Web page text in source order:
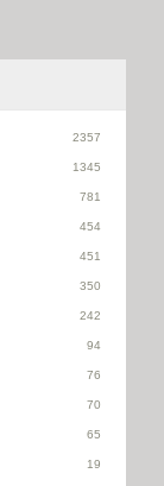
2357
1345
781
454
451
350
242
94
76
70
65
19